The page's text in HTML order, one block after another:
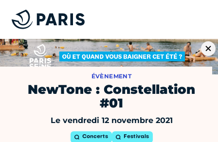
ÉVÈNEMENT
NewTone : Constellation
#01
Le vendredi 12 novembre 2021
Concerts Festivals